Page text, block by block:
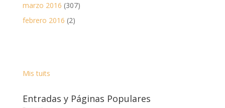
marzo 2016 (307)
febrero 2016 (2)
Mis tuits
Entradas y Páginas Populares